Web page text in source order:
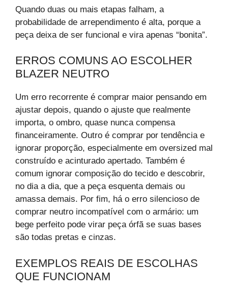
Quando duas ou mais etapas falham, a
probabilidade de arrependimento é alta, porque a
peça deixa de ser funcional e vira apenas “bonita”.
ERROS COMUNS AO ESCOLHER
BLAZER NEUTRO
Um erro recorrente é comprar maior pensando em
ajustar depois, quando o ajuste que realmente
importa, o ombro, quase nunca compensa
financeiramente. Outro é comprar por tendência e
ignorar proporção, especialmente em oversized mal
construído e acinturado apertado. Também é
comum ignorar composição do tecido e descobrir,
no dia a dia, que a peça esquenta demais ou
amassa demais. Por fim, há o erro silencioso de
comprar neutro incompatível com o armário: um
bege perfeito pode virar peça órfã se suas bases
são todas pretas e cinzas.
EXEMPLOS REAIS DE ESCOLHAS
QUE FUNCIONAM